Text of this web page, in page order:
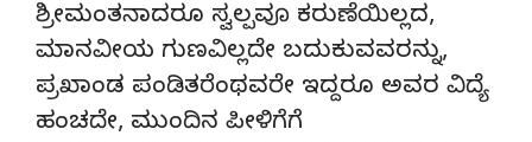
ಶ್ರೀಮಂತನಾದರೂ ಸ್ವಲ್ಪವೂ ಕರುಣೆಯಿಲ್ಲದ,
ಮಾನವೀಯ ಗುಣವಿಲ್ಲದೇ ಬದುಕುವವರನ್ನು,
ಪ್ರಖಾಂಡ ಪಂಡಿತರೆಂಥವರೇ ಇದ್ದರೂ ಅವರ ವಿದ್ಯೆ
ಹಂಚದೇ, ಮುಂದಿನ ಪೀಳಿಗೆಗೆ